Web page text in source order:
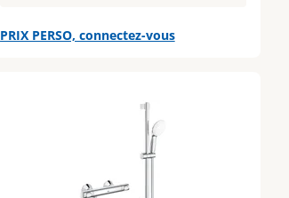
PRIX PERSO, connectez-vous